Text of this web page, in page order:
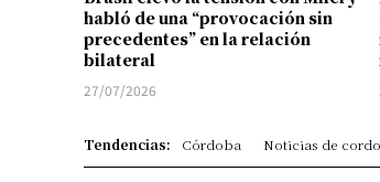
habló de una “provocación sin
precedentes” en la relación
bilateral
27/07/2026
Tendencias: Córdoba Noticias de